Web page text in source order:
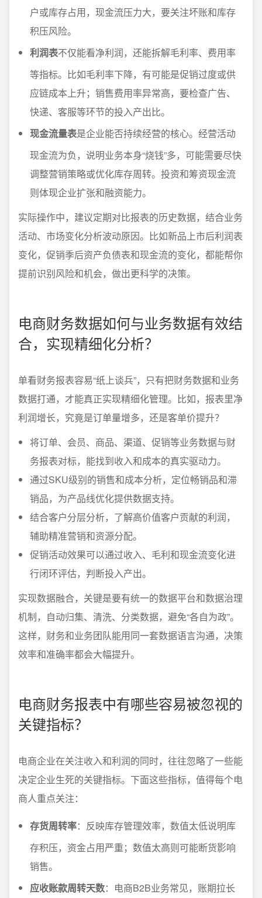
户或库存占用，现金流压力大，要关注坏账和库存
积压风险。
利润表不仅能看净利润，还能拆解毛利率、费用率
等指标。比如毛利率下降，有可能是促销过度或供
应链成本上升；销售费用率异常高，要检查广告、
快递、客服等环节的投入产出比。
现金流量表是企业能否持续经营的核心。经营活动
现金流为负，说明业务本身“烧钱”多，可能需要尽快
调整营销策略或优化库存周转。投资和筹资现金流
则体现企业扩张和融资能力。
实际操作中，建议定期对比报表的历史数据，结合业务
活动、市场变化分析波动原因。比如新品上市后利润表
变化，促销季后资产负债表和现金流的变化，都能帮你
提前识别风险和机会，做出更科学的决策。
电商财务数据如何与业务数据有效结
合，实现精细化分析？
单看财务报表容易“纸上谈兵”，只有把财务数据和业务
数据打通，才能真正实现精细化管理。比如，报表里净
利润增长，究竟是订单量增多，还是客单价提升？
将订单、会员、商品、渠道、促销等业务数据与财
务报表对标，能找到收入和成本的真实驱动力。
通过SKU级别的销售和成本分析，定位畅销品和滞
销品，为产品线优化提供数据支持。
结合客户分层分析，了解高价值客户贡献的利润，
辅助精准营销和资源分配。
促销活动效果可以通过收入、毛利和现金流变化进
行闭环评估，判断投入产出。
实现数据融合，关键是要有统一的数据平台和数据治理
机制，自动归集、清洗、分类数据，避免“各自为政”。
这样，财务和业务团队能用同一套数据语言沟通，决策
效率和准确率都会大幅提升。
电商财务报表中有哪些容易被忽视的
关键指标？
电商企业在关注收入和利润的同时，往往忽略了一些能
决定企业生死的关键指标。下面这些指标，值得每个电
商人重点关注：
存货周转率：反映库存管理效率，数值太低说明库
存积压，资金占用严重；数值太高则可能断货影响
销售。
应收账款周转天数：电商B2B业务常见，账期拉长